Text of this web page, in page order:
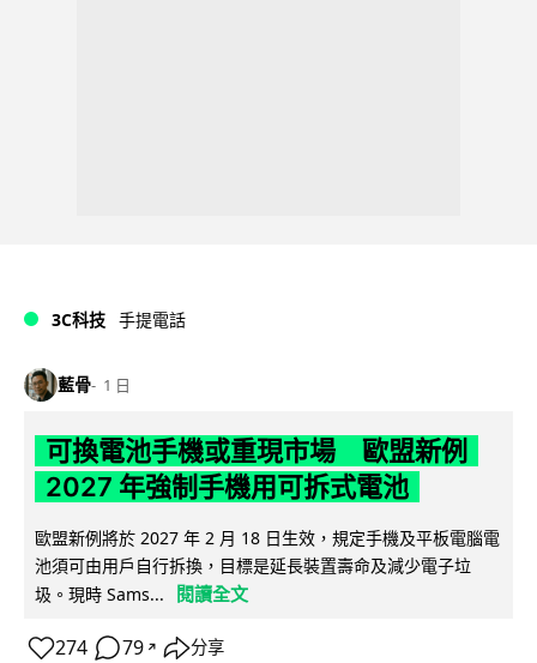
3C科技 手提電話
藍骨 1 日
可換電池手機或重現市場 歐盟新例
2027 年強制手機用可拆式電池
歐盟新例將於 2027 年 2 月 18 日生效，規定手機及平板電腦電
池須可由用戶自行拆換，目標是延長裝置壽命及減少電子垃
圾。現時 Sams...
閱讀全文
274 79 ↗ 分享